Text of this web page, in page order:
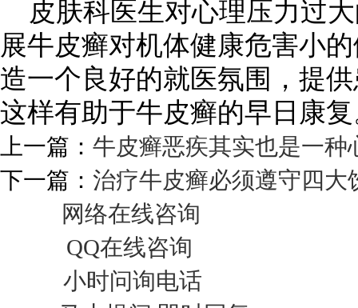
皮肤科医生对心理压力过
展牛皮癣对机体健康危害小
造一个良好的就医氛围，提
这样有助于牛皮癣的早日康
上一篇： 牛皮癣恶疾其实也是一种
下一篇： 治疗牛皮癣必须遵守四大
网络在线咨询
QQ在线咨询
小时问询电话